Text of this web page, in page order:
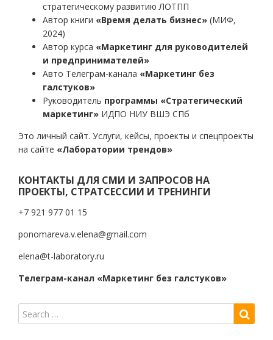
стратегическому развитию ЛОТПП
Автор книги «Время делать бизнес» (МИФ,
2024)
Автор курса «Маркетинг для руководителей
и предпринимателей»
Авто Телеграм-канала «Маркетинг без
галстуков»
Руководитель программы «Стратегический
маркетинг» ИДПО НИУ ВШЭ СПб
Это личный сайт. Услуги, кейсы, проекты и спецпроекты
на сайте «Лаборатории трендов»
КОНТАКТЫ ДЛЯ СМИ И ЗАПРОСОВ НА
ПРОЕКТЫ, СТРАТСЕССИИ И ТРЕНИНГИ
+7 921 977 01 15
ponomareva.v.elena@gmail.com
elena@t-laboratory.ru
Телеграм-канал «Маркетинг без галстуков»